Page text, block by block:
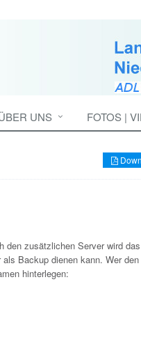
UNS FOTOS |
den zusätzlichen Server wird
Backup dienen kann. Wer
hinterlegen: